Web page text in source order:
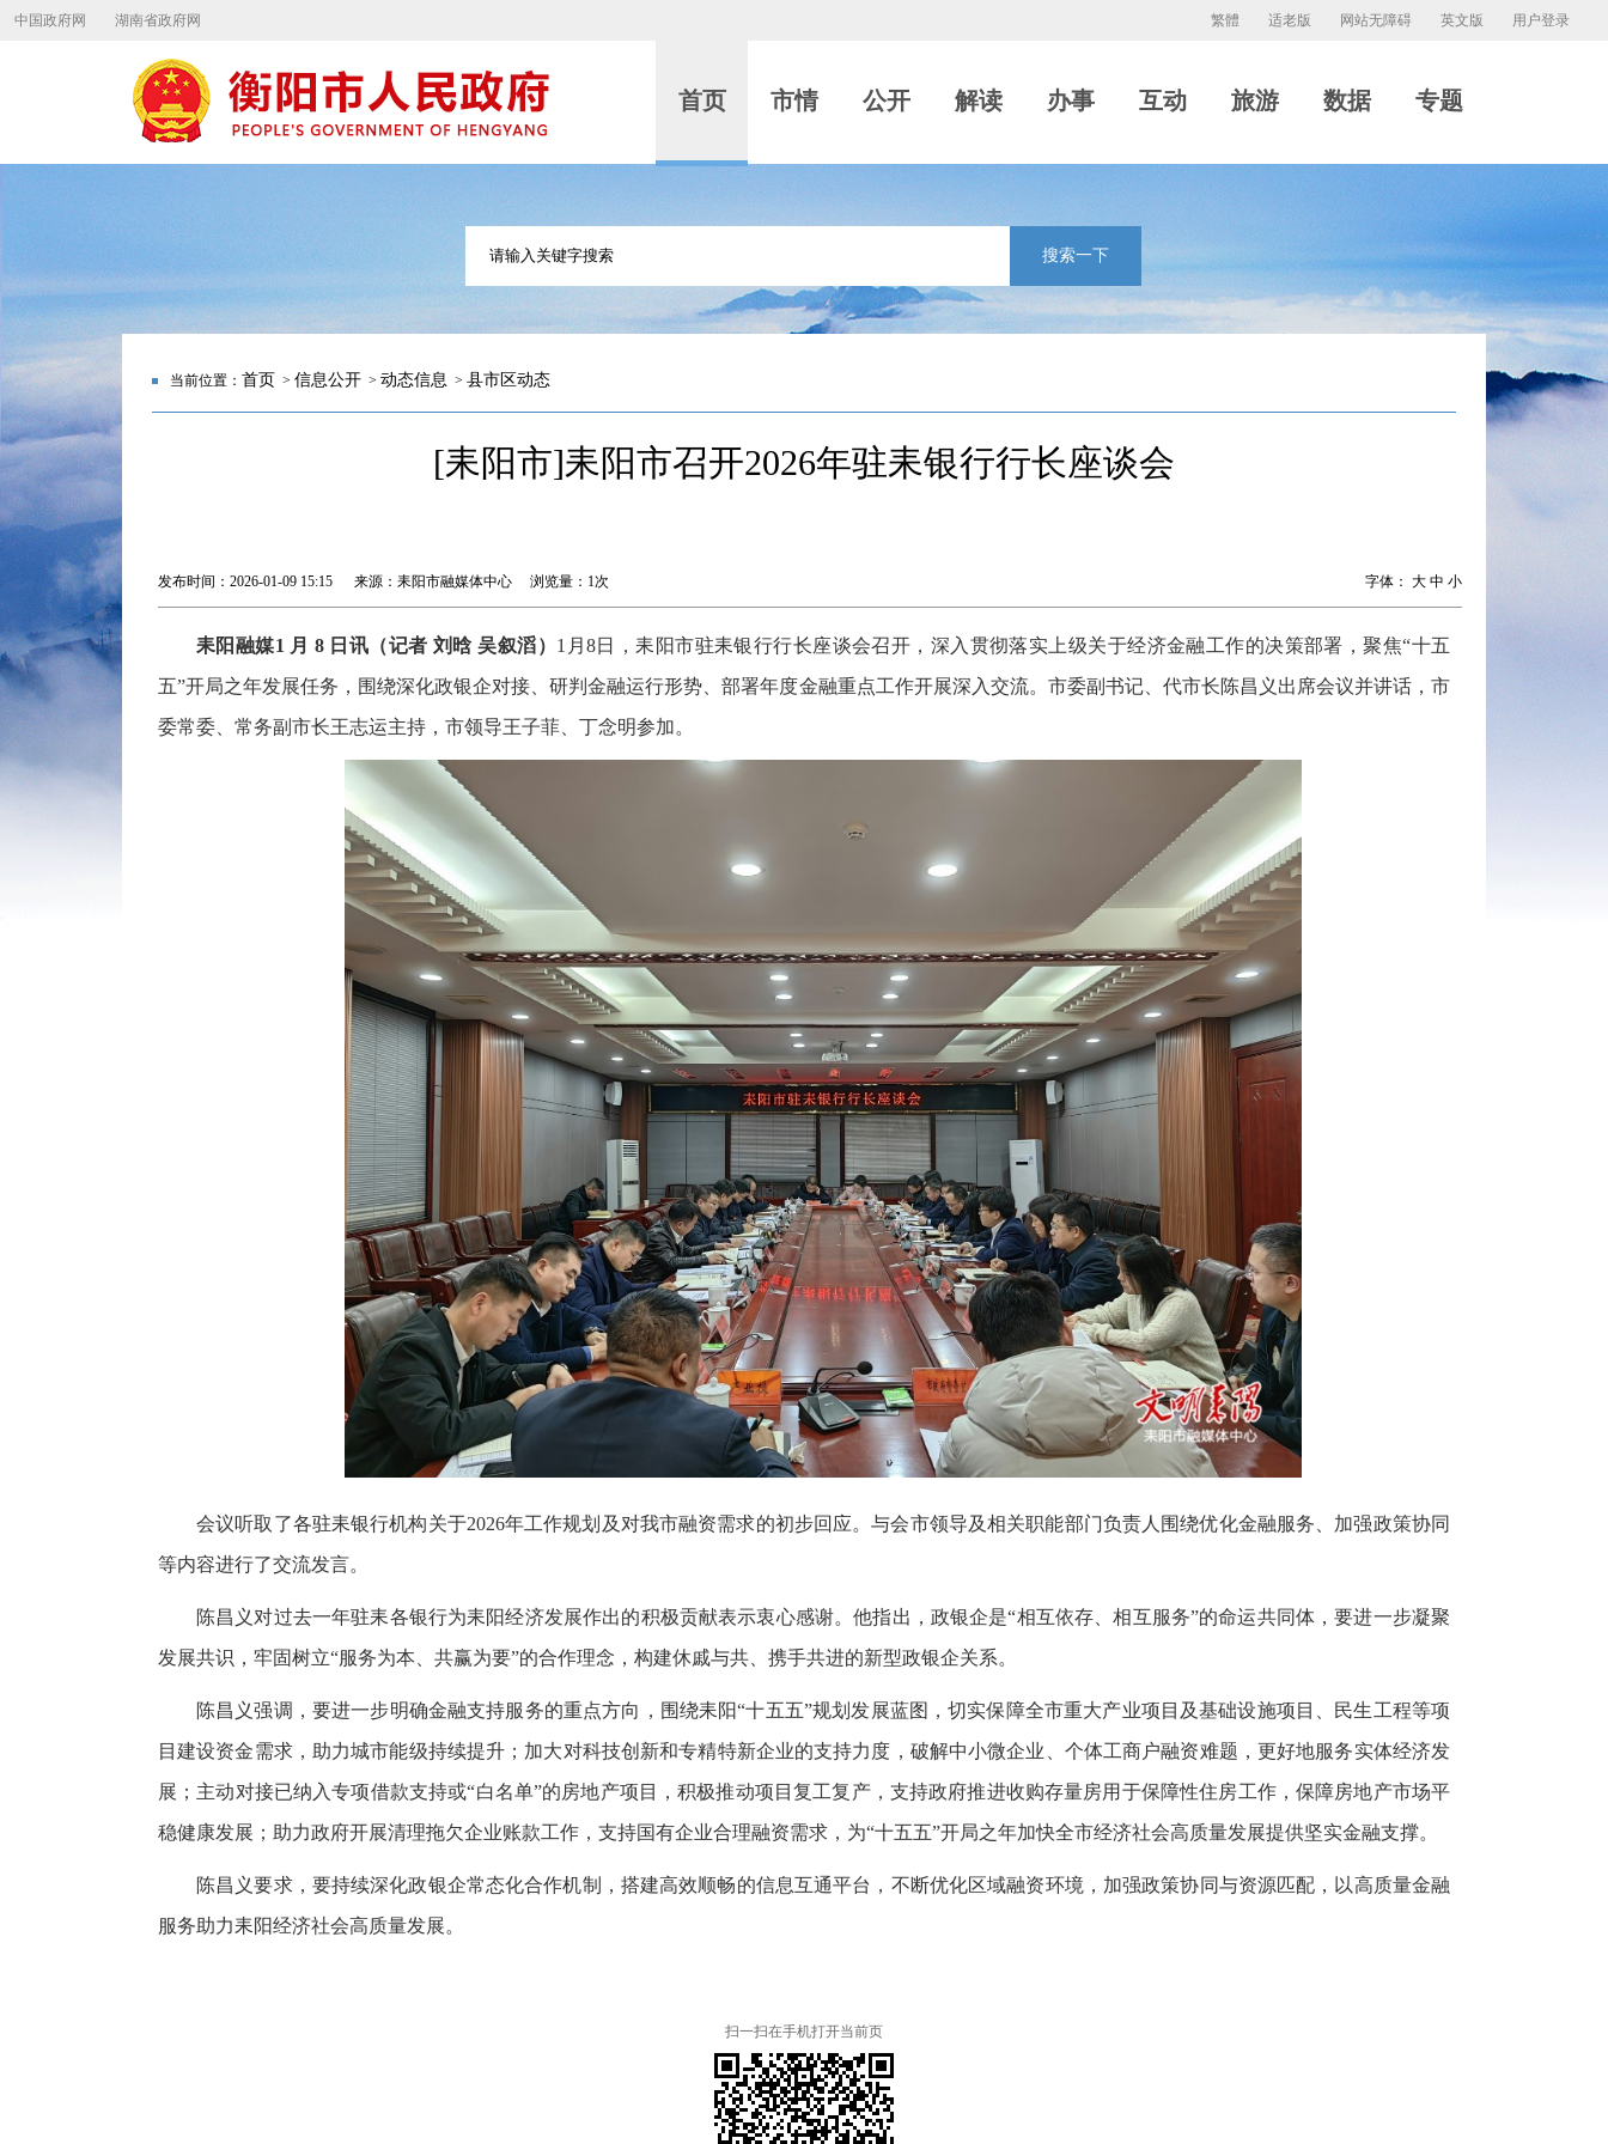
中国政府网 湖南省政府网 用户登录
英文版
网站无障碍
适老版
繁體
首页 市情 公开 解读 办事 互动 旅游 数据 专题
搜索一下
当前位置： 首页 > 信息公开 > 动态信息 > 县市区动态
[耒阳市]耒阳市召开2026年驻耒银行行长座谈会
发布时间：2026-01-09 15:15 来源：耒阳市融媒体中心 浏览量： 1次 字体： 大 中 小
耒阳融媒1 月 8 日讯（记者 刘晗 吴叙滔） 1月8日，耒阳市驻耒银行行长座谈会召开，深入贯彻落实上级关于经济金融工作的决策部署，聚焦“十五
五”开局之年发展任务，围绕深化政银企对接、研判金融运行形势、部署年度金融重点工作开展深入交流。市委副书记、代市长陈昌义出席会议并讲话，市
委常委、常务副市长王志运主持，市领导王子菲、丁念明参加。
会议听取了各驻耒银行机构关于2026年工作规划及对我市融资需求的初步回应。与会市领导及相关职能部门负责人围绕优化金融服务、加强政策协同
等内容进行了交流发言。
陈昌义对过去一年驻耒各银行为耒阳经济发展作出的积极贡献表示衷心感谢。他指出，政银企是“相互依存、相互服务”的命运共同体，要进一步凝聚
发展共识，牢固树立“服务为本、共赢为要”的合作理念，构建休戚与共、携手共进的新型政银企关系。
陈昌义强调，要进一步明确金融支持服务的重点方向，围绕耒阳“十五五”规划发展蓝图，切实保障全市重大产业项目及基础设施项目、民生工程等项
目建设资金需求，助力城市能级持续提升；加大对科技创新和专精特新企业的支持力度，破解中小微企业、个体工商户融资难题，更好地服务实体经济发
展；主动对接已纳入专项借款支持或“白名单”的房地产项目，积极推动项目复工复产，支持政府推进收购存量房用于保障性住房工作，保障房地产市场平
稳健康发展；助力政府开展清理拖欠企业账款工作，支持国有企业合理融资需求，为“十五五”开局之年加快全市经济社会高质量发展提供坚实金融支撑。
陈昌义要求，要持续深化政银企常态化合作机制，搭建高效顺畅的信息互通平台，不断优化区域融资环境，加强政策协同与资源匹配，以高质量金融
服务助力耒阳经济社会高质量发展。
扫一扫在手机打开当前页